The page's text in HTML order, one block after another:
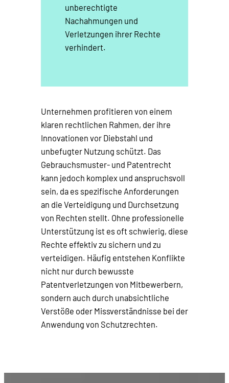
unberechtigte
Nachahmungen und
Verletzungen ihrer Rechte
verhindert.
Unternehmen profitieren von einem
klaren rechtlichen Rahmen, der ihre
Innovationen vor Diebstahl und
unbefugter Nutzung schützt. Das
Gebrauchsmuster- und Patentrecht
kann jedoch komplex und anspruchsvoll
sein, da es spezifische Anforderungen
an die Verteidigung und Durchsetzung
von Rechten stellt. Ohne professionelle
Unterstützung ist es oft schwierig, diese
Rechte effektiv zu sichern und zu
verteidigen. Häufig entstehen Konflikte
nicht nur durch bewusste
Patentverletzungen von Mitbewerbern,
sondern auch durch unabsichtliche
Verstöße oder Missverständnisse bei der
Anwendung von Schutzrechten.